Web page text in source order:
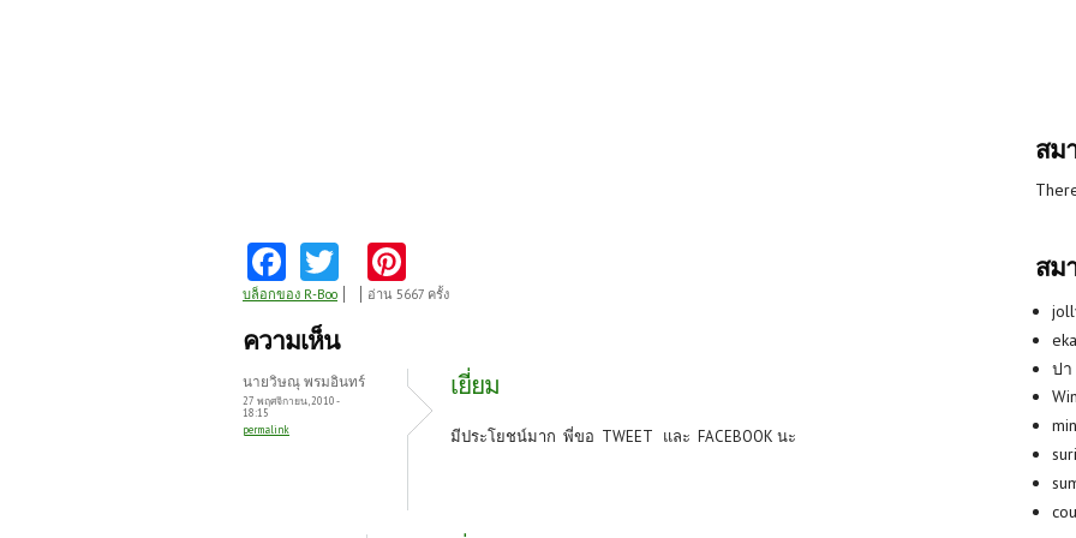
Fa
ce
b
o
o
k
w
itt
er
nt
es
t
บล็อกของ R-Boo อ่าน 5667 ครั้ง
ความเห็น
นายวิษณุ พรมอินทร์
27 พฤศจิกายน, 2010 -
18:15
permalink
เยี่ยม
มีประโยชน์มาก พี่ขอ TWEET และ FACEBOOK นะ
สม
สม
ปา